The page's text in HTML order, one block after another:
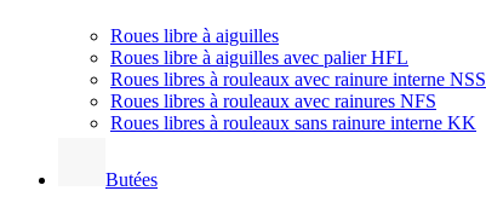
Roues libre à aiguilles
Roues libre à aiguilles avec palier HFL
Roues libres à rouleaux avec rainure interne NSS
Roues libres à rouleaux avec rainures NFS
Roues libres à rouleaux sans rainure interne KK
Butées